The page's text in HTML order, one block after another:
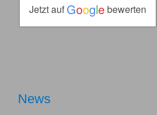
Jetzt auf Googlebewerten
News